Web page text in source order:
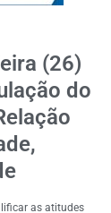
(26)
do
as atitudes